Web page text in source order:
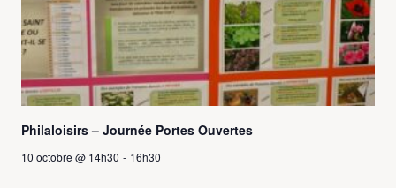
Philaloisirs – Journée Portes Ouvertes
10 octobre @ 14h30 - 16h30